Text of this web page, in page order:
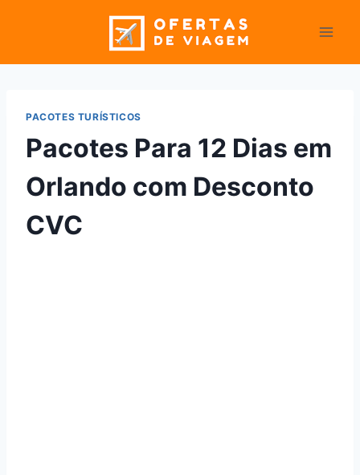
PACOTES TURÍSTICOS
Pacotes Para 12 Dias em
Orlando com Desconto
CVC